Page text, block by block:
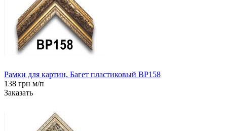
Рамки для картин, Багет пластиковый BP158
138 грн м/п
Заказать